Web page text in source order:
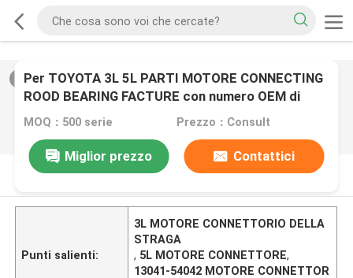
/0
Per TOYOTA 3L 5L PARTI MOTORE CONNECTING
ROOD BEARING FACTURE con numero OEM di
13041-54042
MOQ：500 serie Prezzo：Consult
Miglior prezzo
Contattici
DESCRIZIONE DI PRODOTTO
Punti salienti:
3L MOTORE CONNETTORIO DELLA
STRAGA
, 5L MOTORE CONNETTORE,
13041-54042 MOTORE CONNETTOR